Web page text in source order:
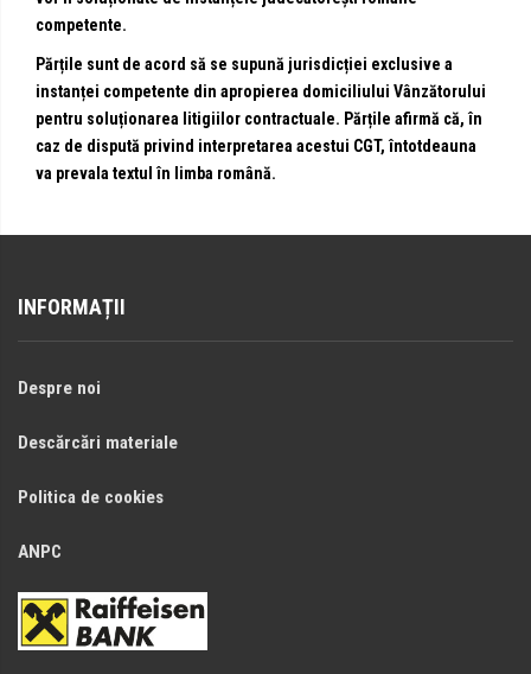
competente.
Părțile sunt de acord să se supună jurisdicției exclusive a
instanței competente din apropierea domiciliului Vânzătorului
pentru soluționarea litigiilor contractuale. Părțile afirmă că, în
caz de dispută privind interpretarea acestui CGT, întotdeauna
va prevala textul în limba română.
INFORMAȚII
Despre noi
Descărcări materiale
Politica de cookies
ANPC